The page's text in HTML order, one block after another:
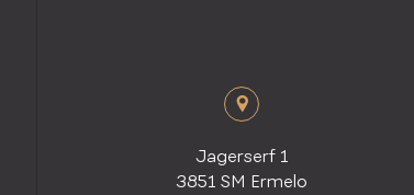
Jagerserf 1
3851 SM Ermelo